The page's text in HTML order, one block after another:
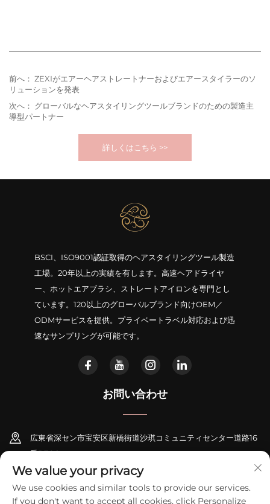
前へ： ZEXIがエアーヘアストレートナーおよびエアースタイラーのソ
リューションを発表
次へ： グローバルなヘアスタイリングツールブランドのための製造主
導型パートナー
詳しくはこちら >>
BSCI、ISO9001認証取得のヘアスタイリングツール製造
工場。20年以上の実績を有します。高速ヘアドライヤ
ー、ホットエアブラシ、ストレートアイロンを専門とし
ています。120以上のグローバルブランド向けOEM／
ODMサービスを提供。プライベートラベル対応および迅
速なサンプリングが可能です。
お問い合わせ
広東省深セン市宝安区新橋街道沙琪コミュニティセンター道路16
番B706
+86-18948311339
We value your privacy
We use cookies and similar tools to provide our services.
If you don't want to accept all cookies, click Personalize